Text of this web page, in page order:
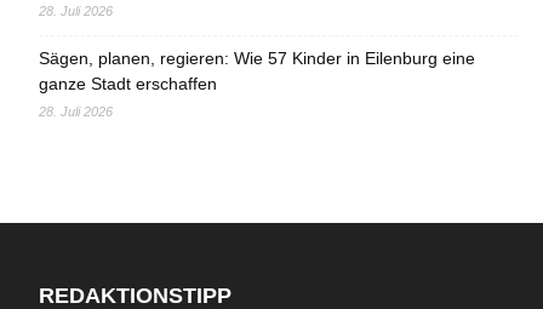
28. Juli 2026
Sägen, planen, regieren: Wie 57 Kinder in Eilenburg eine
ganze Stadt erschaffen
28. Juli 2026
REDAKTIONSTIPP